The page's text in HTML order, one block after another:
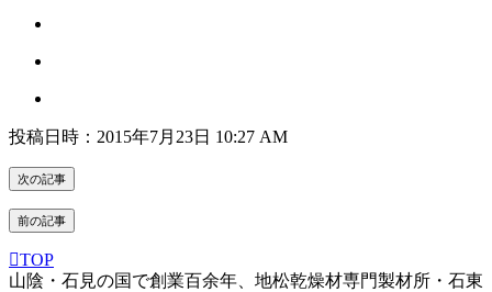
投稿日時：2015年7月23日 10:27 AM
次の記事
前の記事
TOP
山陰・石見の国で創業百余年、地松乾燥材専門製材所・石東